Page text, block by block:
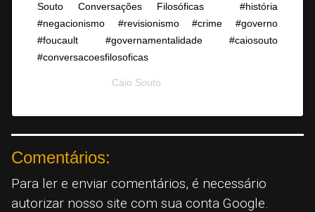
Souto Conversações Filosóficas ⠀ #história
#negacionismo #revisionismo #crime #governo
#foucault #governamentalidade #caiosouto
#conversacoesfilosoficas
Caio Souto
Comentários:
Para ler e enviar comentários, é necessário
autorizar nosso site com sua conta Google.